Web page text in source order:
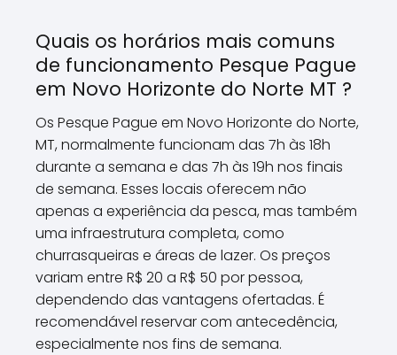
Quais os horários mais comuns
de funcionamento Pesque Pague
em Novo Horizonte do Norte MT ?
Os Pesque Pague em Novo Horizonte do Norte,
MT, normalmente funcionam das 7h às 18h
durante a semana e das 7h às 19h nos finais
de semana. Esses locais oferecem não
apenas a experiência da pesca, mas também
uma infraestrutura completa, como
churrasqueiras e áreas de lazer. Os preços
variam entre R$ 20 a R$ 50 por pessoa,
dependendo das vantagens ofertadas. É
recomendável reservar com antecedência,
especialmente nos fins de semana.